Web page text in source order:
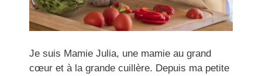
Je suis Mamie Julia, une mamie au grand
cœur et à la grande cuillère. Depuis ma petite